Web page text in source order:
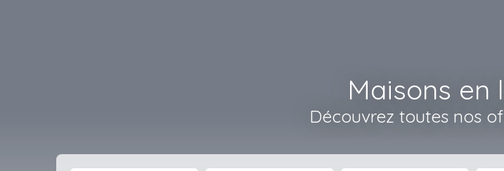
Maisons en
Découvrez toutes nos